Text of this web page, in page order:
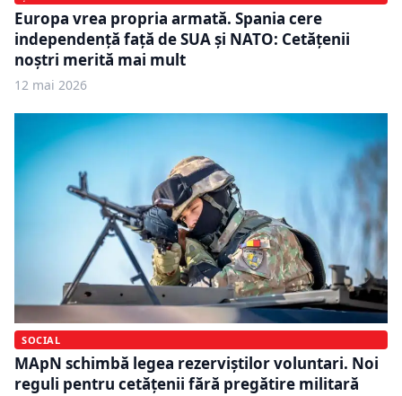
Europa vrea propria armată. Spania cere
independență față de SUA și NATO: Cetățenii
noștri merită mai mult
12 mai 2026
SOCIAL
MApN schimbă legea rezerviștilor voluntari. Noi
reguli pentru cetățenii fără pregătire militară